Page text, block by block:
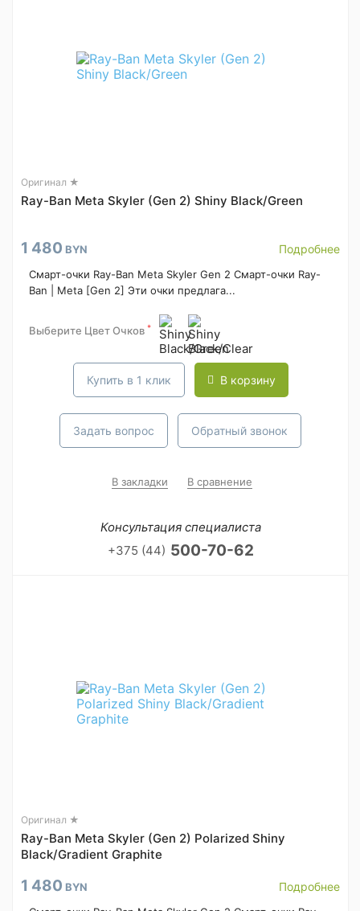
Оригинал ★
Ray-Ban Meta Skyler (Gen 2) Shiny Black/Green
1 480 BYN Подробнее
Смарт-очки Ray-Ban Meta Skyler Gen 2 Смарт-очки Ray-
Ban | Meta [Gen 2] Эти очки предлага...
Выберите Цвет Очков *
Купить в 1 клик В корзину
Задать вопрос Обратный звонок
В закладки В сравнение
Консультация специалиста
+375 (44) 500-70-62
Оригинал ★
Ray-Ban Meta Skyler (Gen 2) Polarized Shiny
Black/Gradient Graphite
1 480 BYN Подробнее